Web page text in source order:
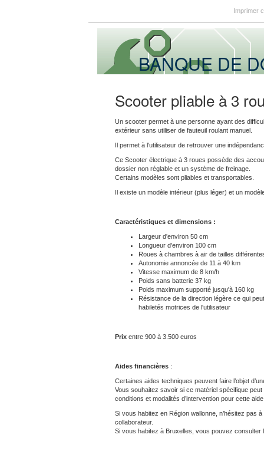
Imprimer
BANQUE DE
Scooter pliable à 3
Un scooter permet à une personne ayant des
extérieur sans utiliser de fauteuil roulant manuel.
Il permet à l'utilisateur de retrouver une
Ce Scooter électrique à 3 roues possède des
dossier non réglable et un système de freinage.
Certains modèles sont pliables et transportables.
Il existe un modèle intérieur (plus léger) et un
Caractéristiques et dimensions :
Largeur d'environ 50 cm
Longueur d'environ 100 cm
Roues à chambres à air de tailles
Autonomie annoncée de 11 à 40 km
Vitesse maximum de 8 km/h
Poids sans batterie 37 kg
Poids maximum supporté jusqu'à 160 kg
Résistance de la direction légère ce qui
habiletés motrices de l'utilisateur
Prixentre 900 à 3.500 euros
Aides financières:
Certaines aides techniques peuvent faire l’objet
Vous souhaitez savoir si ce matériel spécifique
conditions et modalités d’intervention pour cette
Si vous habitez en Région wallonne, n’hésitez pas
collaborateur.
Si vous habitez à Bruxelles, vous pouvez consulter